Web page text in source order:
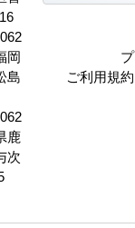
岡
島
鹿
次
ご利用規約